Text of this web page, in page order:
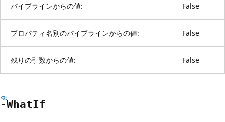
パイプラインからの値: False
プロパティ名別のパイプラインからの値: False
残りの引数からの値: False
-WhatIf